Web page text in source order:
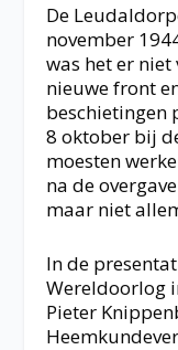
De
november
was het er
nieuwe front
beschietingen
8 oktober bij
moesten
na de
maar niet
In de
Wereldoorlog
Pieter